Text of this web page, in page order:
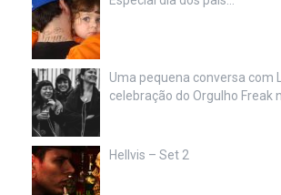
Uma pequena conversa com
celebração do Orgulho Freak
Hellvis – Set 2